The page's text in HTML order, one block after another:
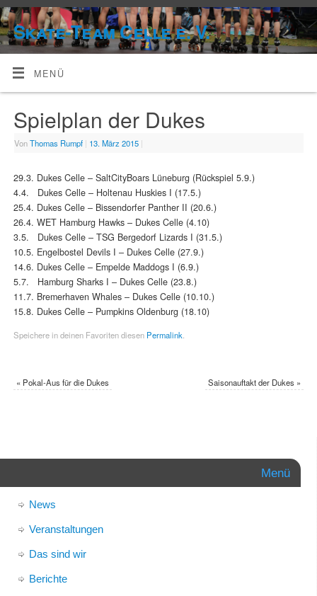
Skate-Team Celle e. V.
MENÜ
Spielplan der Dukes
VonThomas Rumpf | 13. März 2015 |
29.3. Dukes Celle – SaltCityBoars Lüneburg (Rückspiel 5.9.)
4.4. Dukes Celle – Holtenau Huskies I (17.5.)
25.4. Dukes Celle – Bissendorfer Panther II (20.6.)
26.4. WET Hamburg Hawks – Dukes Celle (4.10)
3.5. Dukes Celle – TSG Bergedorf Lizards I (31.5.)
10.5. Engelbostel Devils I – Dukes Celle (27.9.)
14.6. Dukes Celle – Empelde Maddogs I (6.9.)
5.7. Hamburg Sharks I – Dukes Celle (23.8.)
11.7. Bremerhaven Whales – Dukes Celle (10.10.)
15.8. Dukes Celle – Pumpkins Oldenburg (18.10)
Speichere in deinen Favoriten diesen Permalink
«Pokal-Aus für die Dukes Saisonauftakt der Dukes »
Menü
News
Veranstaltungen
Das sind wir
Berichte